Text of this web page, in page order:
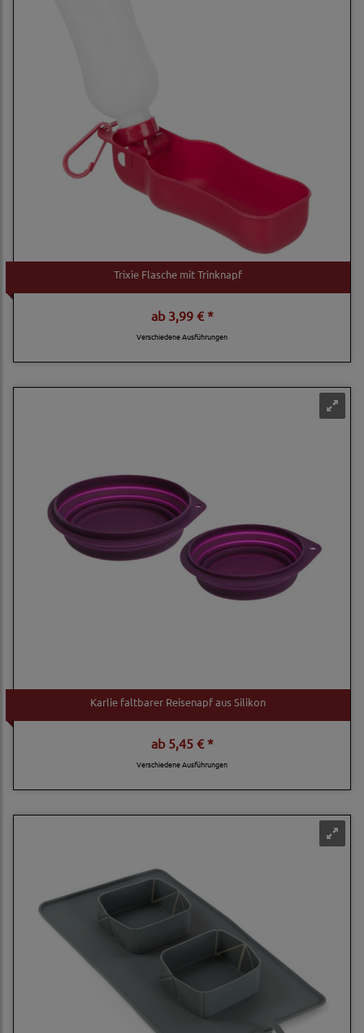
Trixie Flasche mit Trinknapf
ab3,99 € *
Verschiedene Ausführungen
Karlie faltbarer Reisenapf aus Silikon
ab5,45 € *
Verschiedene Ausführungen